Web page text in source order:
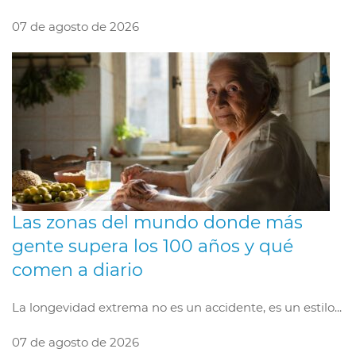
07 de agosto de 2026
Las zonas del mundo donde más
gente supera los 100 años y qué
comen a diario
La longevidad extrema no es un accidente, es un estilo...
07 de agosto de 2026